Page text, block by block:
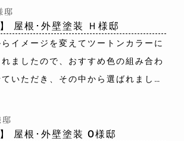
邸
屋根･外壁塗装 Ｈ様邸
イメージを変えてツートンカラーに
ましたので、おすすめ色の組み合わ
いただき、その中から選ばれまし
ﾞｲｼﾞｭ)／8078(ｳｨｻﾞｰﾄﾞｺｯﾊﾟｰ)
屋根･外壁塗装 O様邸